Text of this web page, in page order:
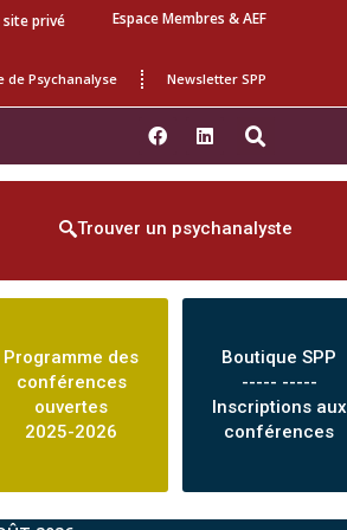
site privé Espace Membres & AEF
de Psychanalyse Newsletter SPP
Trouver un psychanalyste
Programme des
conférences
ouvertes
2025-2026
Boutique SPP
----- -----
Inscriptions aux
conférences